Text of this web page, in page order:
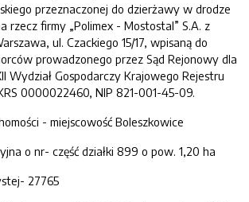
przeznaczonej do dzierżawy w drodze
rzecz firmy „Polimex - Mostostal” S.A. z
ul. Czackiego 15/17, wpisaną do
prowadzonego przez Sąd Rejonowy dla
Wydział Gospodarczy Krajowego Rejestru
0000022460, NIP 821-001-45-09.
- miejscowość Boleszkowice
o nr- część działki 899 o pow. 1,20 ha
27765